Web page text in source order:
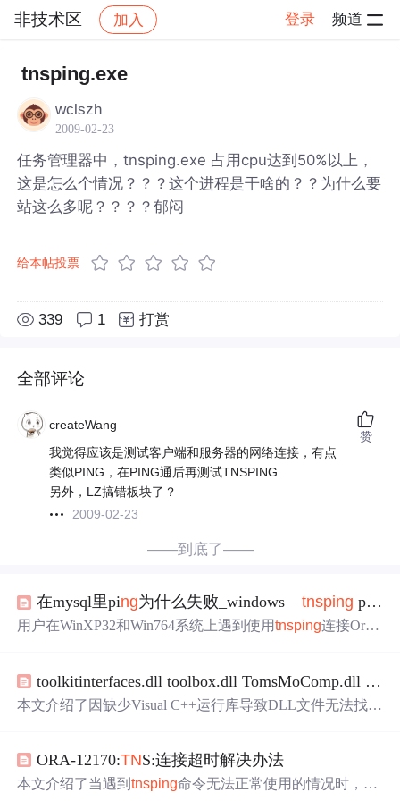
非技术区 加入 登录 频道
社区
tnsping.exe
wclszh
2009-02-23
任务管理器中，tnsping.exe 占用cpu达到50%以上，
这是怎么个情况？？？这个进程是干啥的？？为什么要
站这么多呢？？？？郁闷
给本帖投票
339 1 打赏
全部评论
createWang
我觉得应该是测试客户端和服务器的网络连接，有点
类似PING，在PING通后再测试TNSPING.
另外，LZ搞错板块了？
2009-02-23
赞
——到底了——
在mysql里ping为什么失败_windows –tnsping pi ng
用户在WinXP32和Win764系统上遇到使用tnsping连接Oracl
spi ng.exe可能存在功能失效。解决方案可能涉及应用特定
的补丁或者检查环境变量设置，尤其是ORACLE_HOM
toolkitinterfaces.dll toolbox.dll TomsMoComp.dll todcn20.dll
本文介绍了因缺少Visual C++运行库导致DLL文件无法找到
2，以修复常见软件运行错误。
ORA-12170:TNS:连接超时解决办法
本文介绍了当遇到tnsping命令无法正常使用的情况时，如